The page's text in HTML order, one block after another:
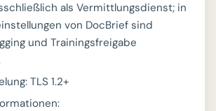
als Vermittlungsdienst; in
von DocBrief sind
und Trainingsfreigabe
TLS 1.2+